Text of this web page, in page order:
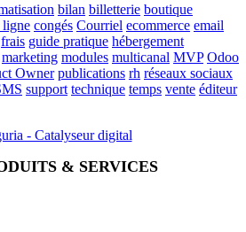
bilan billetterie boutique
ligne congés Courriel ecommerce email
frais guide pratique hébergement
marketing modules multicanal MVP Odoo
Owner publications rh réseaux sociaux
support technique temps vente éditeur
& SERVICES